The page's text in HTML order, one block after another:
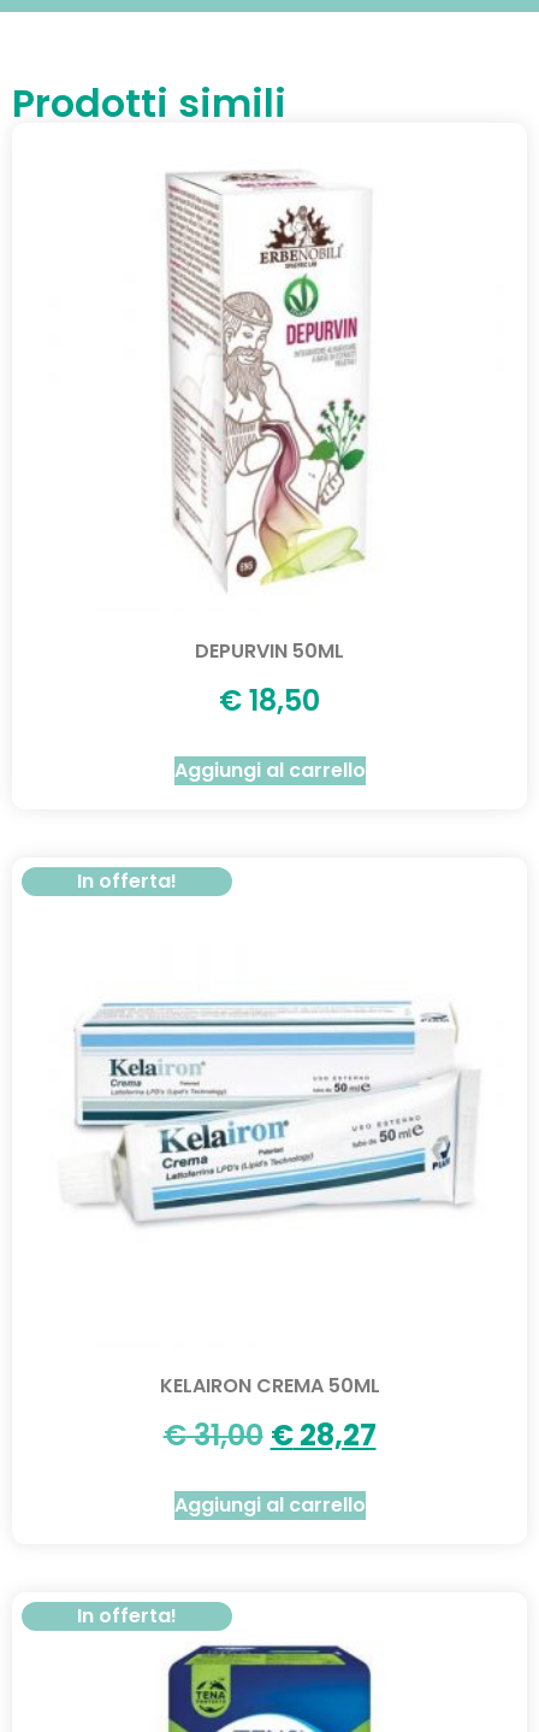
Prodotti simili
DEPURVIN 50ML
€18,50
Aggiungi al carrello
In offerta!
KELAIRON CREMA 50ML
€31,00 €28,27
Aggiungi al carrello
In offerta!